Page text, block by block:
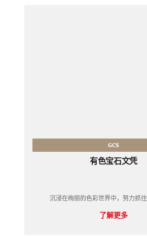
GCS
有色宝石文凭
沉浸在绚丽的色彩世界中，努力​​抓住
了解更多